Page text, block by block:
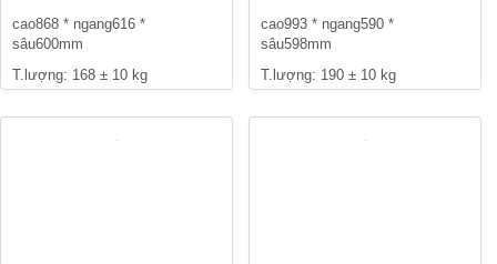
cao868 * ngang616 *
sâu600mm
T.lượng: 168 ± 10 kg
cao993 * ngang590 *
sâu598mm
T.lượng: 190 ± 10 kg